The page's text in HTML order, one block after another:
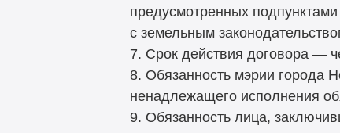
предусмотренных
с земельным
7. Срок действия договора —
8. Обязанность мэрии города
ненадлежащего исполнения
9. Обязанность лица,